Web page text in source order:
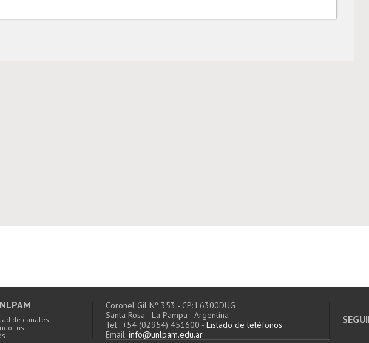
de canales
tus
Coronel Gil Nº 353 - CP: L6300DUG
Santa Rosa - La Pampa - Argentina
Tel.: +54 (02954) 451600 - Listado de teléfonos
Email: info@unlpam.edu.ar